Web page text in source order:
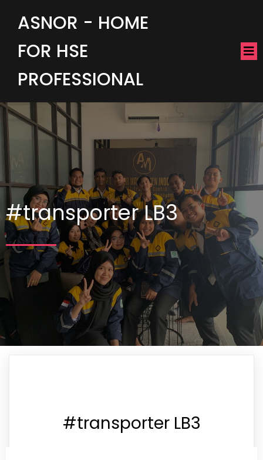
ASNOR - HOME
FOR HSE
PROFESSIONAL
#transporter LB3
#transporter LB3